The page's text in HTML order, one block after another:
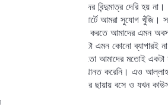
হস্তমৈথুন করতে আমাদের বিন্দুমাত্র দেরি হয়
লোকাল বাসের ভিড়ে, কনসার্টে আমরা সুযোগ খুঁজি।
ঠান্ডা করি। পাপ করতে করতে আমাদের এমন
আমাদের খারাপ লাগে না। এটা এমন কোনো
মানুষ ছিল। তারও তো আমাদের মতোই
কামনা-বাসনার কাছে সে মাথানত করেনি। এও
ময়দানে আল্লাহর আরশের ছায়ায় বসে ও যখন
হতে হবে।